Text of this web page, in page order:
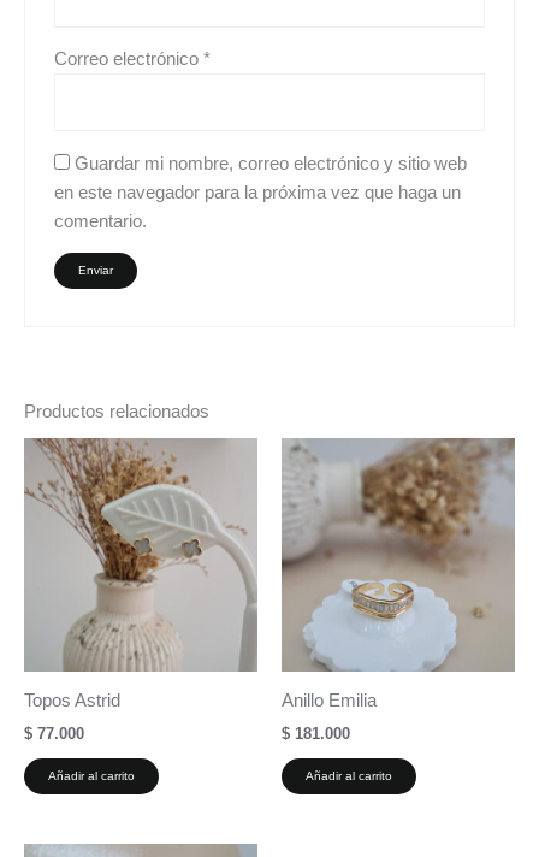
Correo electrónico*
Guardar mi nombre, correo electrónico y sitio web
en este navegador para la próxima vez que haga un
comentario.
Productos relacionados
Topos Astrid
$ 77.000
Añadir al carrito
Anillo Emilia
$ 181.000
Añadir al carrito